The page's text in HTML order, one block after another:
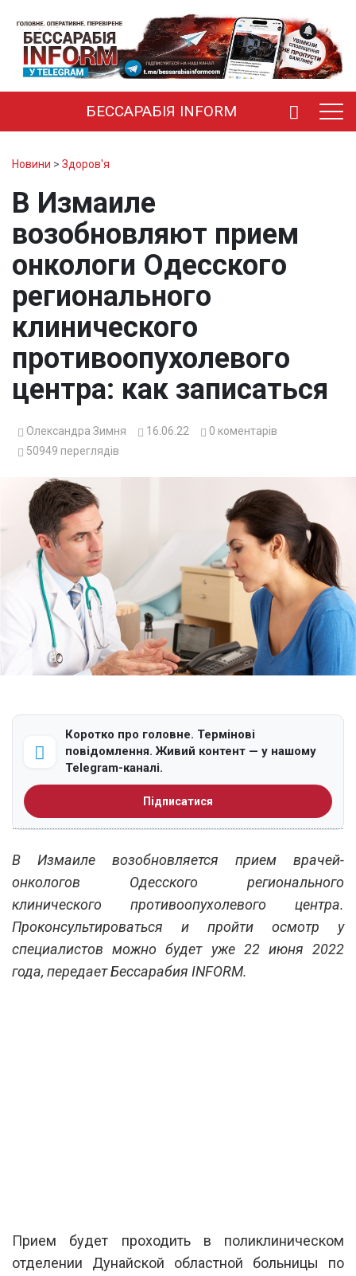
БЕССАРАБІЯ INFORM
Новини > Здоров'я
В Измаиле
возобновляют прием
онкологи Одесского
регионального
клинического
противоопухолевого
центра: как записаться
Олександра Зимня 16.06.22 0 коментарів
50949 переглядів
Коротко про головне. Термінові
повідомлення. Живий контент — у нашому
Telegram-каналі.
Підписатися
В Измаиле возобновляется прием врачей-
онкологов Одесского регионального
клинического противоопухолевого центра.
Проконсультироваться и пройти осмотр у
специалистов можно будет уже 22 июня 2022
года, передает Бессарабия INFORM.
Прием будет проходить в поликлиническом
отделении Дунайской областной больницы по